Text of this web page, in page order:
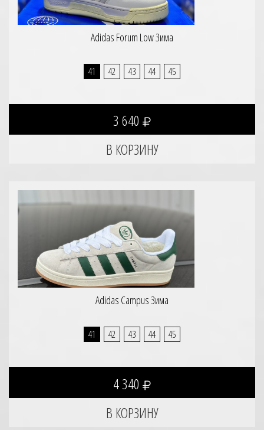
Adidas Forum Low Зима
41 42 43 44 45
3 640
Adidas Campus Зима
41 42 43 44 45
4 340